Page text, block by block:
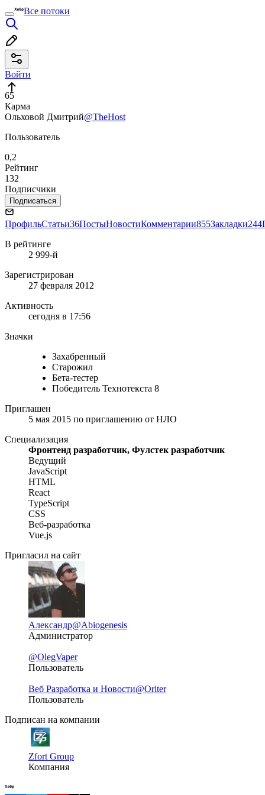
Все потоки
Войти
65
Карма
Ольховой Дмитрий@TheHost
Пользователь
0,2
Рейтинг
132
Подписчики
Подписаться
ПрофильСтатьи36ПостыНовостиКомментарии855Закладки244
В рейтинге
2 999-й
Зарегистрирован
27 февраля 2012
Активность
сегодня в 17:56
Значки
Захабренный
Старожил
Бета-тестер
Победитель Технотекста 8
Приглашен
5 мая 2015 по приглашению от НЛО
Специализация
Фронтенд разработчик, Фулстек разработчик
Ведущий
JavaScript
HTML
React
TypeScript
CSS
Веб-разработка
Vue.js
Пригласил на сайт
Александр@Abiogenesis
Администратор
@OlegVaper
Пользователь
Веб Разработка и Новости@Oriter
Пользователь
Подписан на компании
Zfort Group
Компания